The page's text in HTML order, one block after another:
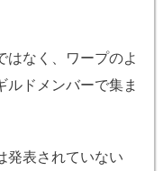
なく、ワープのよ
ルドメンバーで集ま
発表されていない